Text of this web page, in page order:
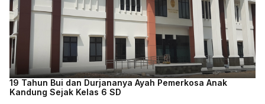
19 Tahun Bui dan Durjananya Ayah Pemerkosa Anak
Kandung Sejak Kelas 6 SD